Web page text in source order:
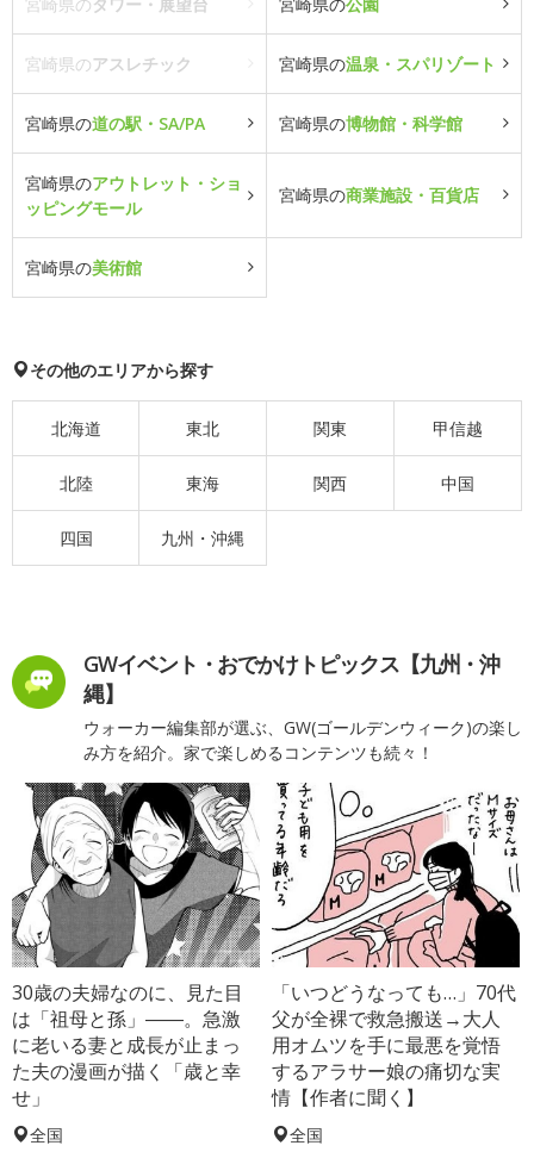
宮崎県のアスレチック 宮崎県の温泉・スパリゾート
宮崎県の道の駅・SA/PA 宮崎県の博物館・科学館
宮崎県のアウトレット・ショ
ッピングモール
宮崎県の商業施設・百貨店
宮崎県の美術館
その他のエリアから探す
北海道 東北 関東 甲信越
北陸 東海 関西 中国
四国 九州・沖縄
GWイベント・おでかけトピックス【九州・沖
縄】
ウォーカー編集部が選ぶ、GW(ゴールデンウィーク)の楽し
み方を紹介。家で楽しめるコンテンツも続々！
30歳の夫婦なのに、見た目
は「祖母と孫」――。急激
に老いる妻と成長が止まっ
た夫の漫画が描く「歳と幸
せ」
全国
「いつどうなっても…」70代
父が全裸で救急搬送→大人
用オムツを手に最悪を覚悟
するアラサー娘の痛切な実
情【作者に聞く】
全国